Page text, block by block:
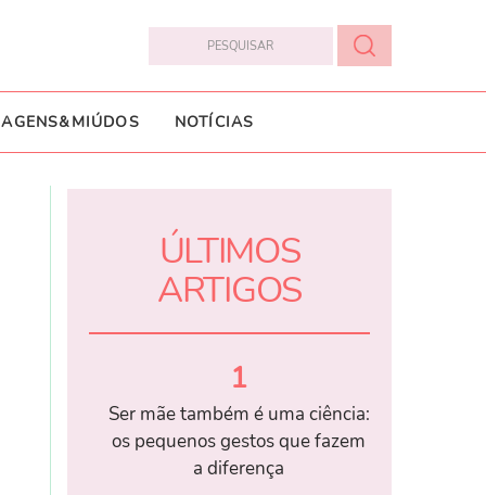
NOTÍCIAS
ÚLTIMOS
ARTIGOS
1
Ser mãe também é uma ciência:
os pequenos gestos que fazem
a diferença